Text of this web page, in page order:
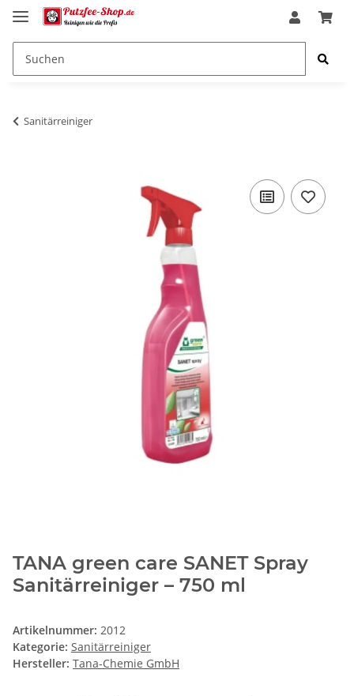
Sanitärreiniger
TANA green care SANET Spray
Sanitärreiniger – 750 ml
Artikelnummer: 2012
Kategorie: Sanitärreiniger
Hersteller: Tana-Chemie GmbH